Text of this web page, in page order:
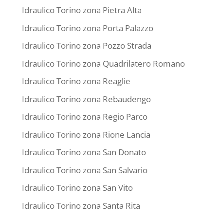
Idraulico Torino zona Pietra Alta
Idraulico Torino zona Porta Palazzo
Idraulico Torino zona Pozzo Strada
Idraulico Torino zona Quadrilatero Romano
Idraulico Torino zona Reaglie
Idraulico Torino zona Rebaudengo
Idraulico Torino zona Regio Parco
Idraulico Torino zona Rione Lancia
Idraulico Torino zona San Donato
Idraulico Torino zona San Salvario
Idraulico Torino zona San Vito
Idraulico Torino zona Santa Rita